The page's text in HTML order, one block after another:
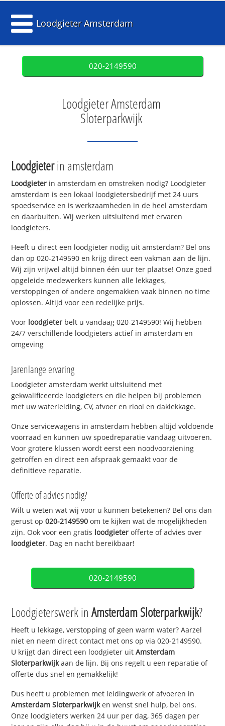
Loodgieter Amsterdam
020-2149590
Loodgieter Amsterdam
Sloterparkwijk
Loodgieterin amsterdam
Loodgieter in amsterdam en omstreken nodig? Loodgieter
amsterdam is een lokaal loodgietersbedrijf met 24 uurs
spoedservice en is werkzaamheden in de heel amsterdam
en daarbuiten. Wij werken uitsluitend met ervaren
loodgieters.
Heeft u direct een loodgieter nodig uit amsterdam? Bel ons
dan op 020-2149590 en krijg direct een vakman aan de lijn.
Wij zijn vrijwel altijd binnen één uur ter plaatse! Onze goed
opgeleide medewerkers kunnen alle lekkages,
verstoppingen of andere ongemakken vaak binnen no time
oplossen. Altijd voor een redelijke prijs.
Voor loodgieter belt u vandaag 020-2149590! Wij hebben
24/7 verschillende loodgieters actief in amsterdam en
omgeving
Jarenlange ervaring
Loodgieter amsterdam werkt uitsluitend met
gekwalificeerde loodgieters en die helpen bij problemen
met uw waterleiding, CV, afvoer en riool en daklekkage.
Onze servicewagens in amsterdam hebben altijd voldoende
voorraad en kunnen uw spoedreparatie vandaag uitvoeren.
Voor grotere klussen wordt eerst een noodvoorziening
getroffen en direct een afspraak gemaakt voor de
definitieve reparatie.
Offerte of advies nodig?
Wilt u weten wat wij voor u kunnen betekenen? Bel ons dan
gerust op020-2149590 om te kijken wat de mogelijkheden
zijn. Ook voor een gratis loodgieter offerte of advies over
loodgieter. Dag en nacht bereikbaar!
020-2149590
Loodgieterswerk inAmsterdam Sloterparkwijk?
Heeft u lekkage, verstopping of geen warm water? Aarzel
niet en neem direct contact met ons op via 020-2149590.
U krijgt dan direct een loodgieter uitAmsterdam
Sloterparkwijkaan de lijn. Bij ons regelt u een reparatie of
offerte dus snel en gemakkelijk!
Dus heeft u problemen met leidingwerk of afvoeren in
Amsterdam Sloterparkwijken wenst snel hulp, bel ons.
Onze loodgieters werken 24 uur per dag, 365 dagen per